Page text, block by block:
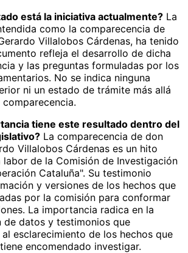
está la iniciativa actualmente? La
como la comparecencia de
Villalobos Cárdenas, ha tenido
refleja el desarrollo de dicha
y las preguntas formuladas por los
No se indica ninguna
ni un estado de trámite más allá
tiene este resultado dentro del
La comparecencia de don
Villalobos Cárdenas es un hito
de la Comisión de Investigación
Cataluña". Su testimonio
y versiones de los hechos que
por la comisión para conformar
La importancia radica en la
de datos y testimonios que
esclarecimiento de los hechos que
encomendado investigar.